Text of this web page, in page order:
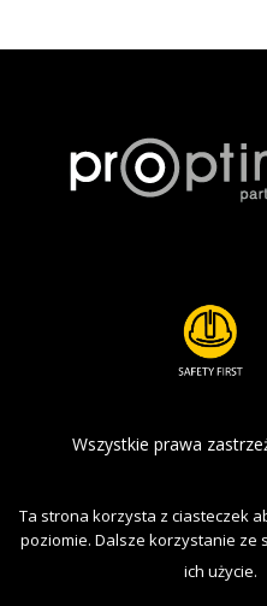
Wszystkie prawa
--> /***/ add_action('wp_footer',
function
Ta strona korzysta z ciasteczek
poziomie. Dalsze korzystanie ze
ich użycie.